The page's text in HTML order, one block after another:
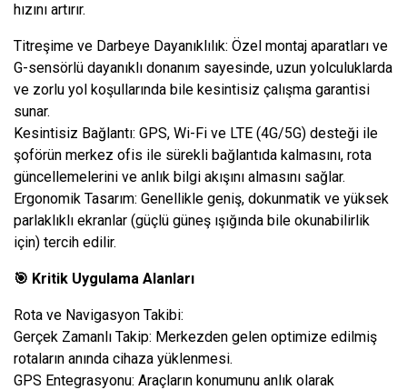
hızını artırır.
Titreşime ve Darbeye Dayanıklılık: Özel montaj aparatları ve
G-sensörlü dayanıklı donanım sayesinde, uzun yolculuklarda
ve zorlu yol koşullarında bile kesintisiz çalışma garantisi
sunar.
Kesintisiz Bağlantı: GPS, Wi-Fi ve LTE (4G/5G) desteği ile
şoförün merkez ofis ile sürekli bağlantıda kalmasını, rota
güncellemelerini ve anlık bilgi akışını almasını sağlar.
Ergonomik Tasarım: Genellikle geniş, dokunmatik ve yüksek
parlaklıklı ekranlar (güçlü güneş ışığında bile okunabilirlik
için) tercih edilir.
🎯 Kritik Uygulama Alanları
Rota ve Navigasyon Takibi:
Gerçek Zamanlı Takip: Merkezden gelen optimize edilmiş
rotaların anında cihaza yüklenmesi.
GPS Entegrasyonu: Araçların konumunu anlık olarak